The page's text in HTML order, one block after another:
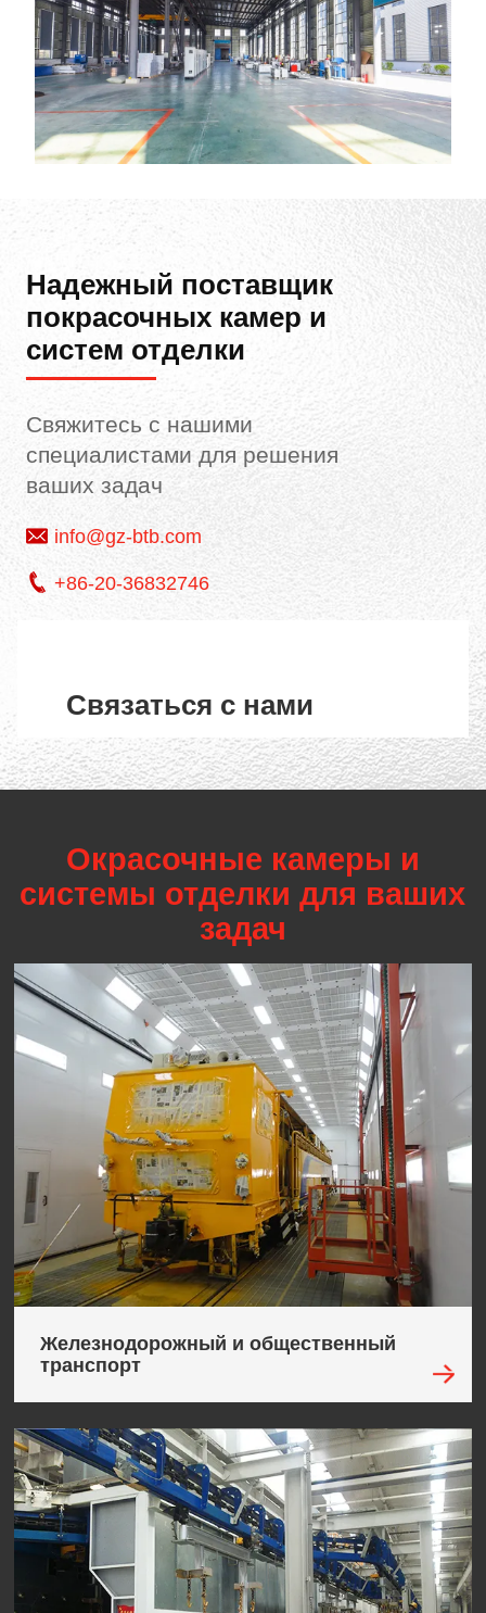
Надежный поставщик
покрасочных камер и
систем отделки
Свяжитесь с нашими
специалистами для решения
ваших задач
info@gz-btb.com
+86-20-36832746
Связаться с нами
Окрасочные камеры и
системы отделки для ваших
задач
Железнодорожный и общественный
транспорт